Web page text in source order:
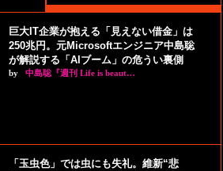
巨大IT企業が抱える「見えない借金」は
250兆円。元Microsoftエンジニア中島聡
が解説する「AIブーム」の危うい裏側
by 中島聡『週刊 Life is beaut…
「玉虫色」では虫にも失礼。維新“悲